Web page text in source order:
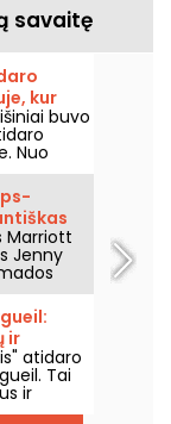
savaitę
kur
ir
buvo
Nuo
su
atrinktu
Marriott
Jenny
Puikūs
firminiai
– tai
virsta
iki
ir
atidaro
Tai
ir